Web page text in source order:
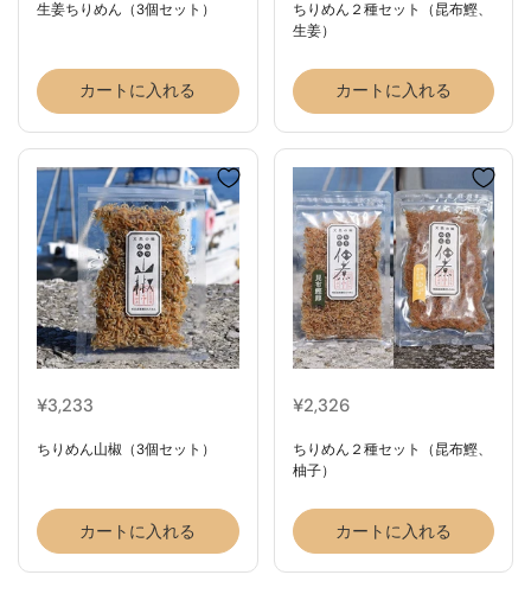
生姜ちりめん（3個セット）
カートに入れる
ちりめん２種セット（昆布鰹、
生姜）
カートに入れる
¥3,233
ちりめん山椒（3個セット）
カートに入れる
¥2,326
ちりめん２種セット（昆布鰹、
柚子）
カートに入れる